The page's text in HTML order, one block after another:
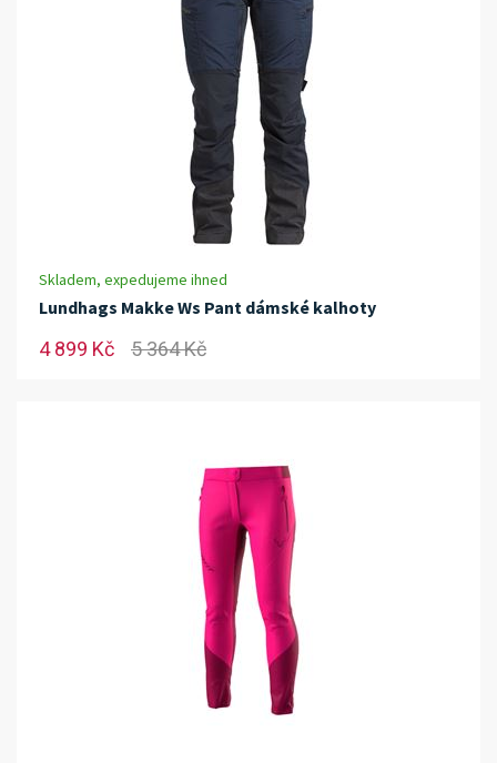
Skladem, expedujeme ihned
Lundhags Makke Ws Pant dámské kalhoty
4 899 Kč 5 364 Kč